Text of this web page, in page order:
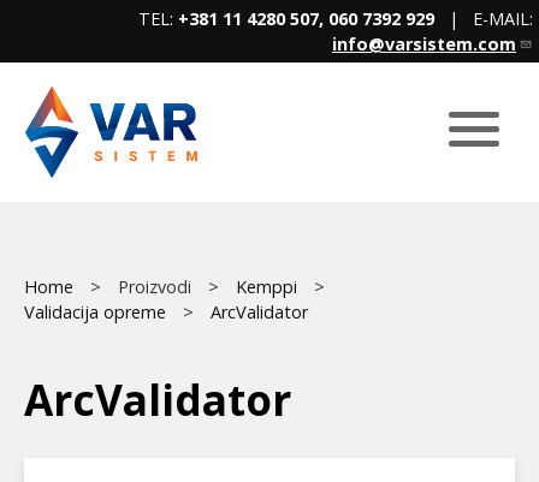
content
TEL: +381 11 4280 507, 060 7392 929| E-MAIL:
info@varsistem.com
Main
Breadcrumb
Home Proizvodi
Kemppi
Validacija opreme
ArcValidator
ArcValidator